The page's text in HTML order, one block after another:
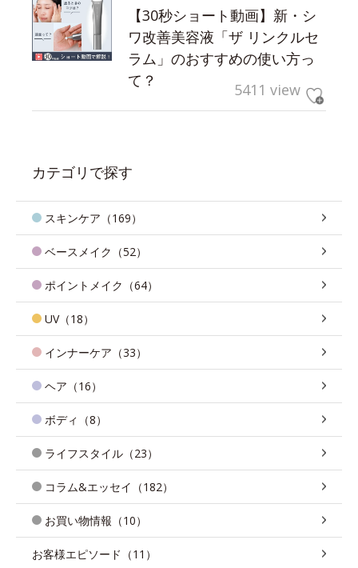
【30秒ショート動画】新・シ
ワ改善美容液「ザ リンクルセ
ラム」のおすすめの使い方っ
て？
5411 view
カテゴリで探す
スキンケア（169）
ベースメイク（52）
ポイントメイク（64）
UV（18）
インナーケア（33）
ヘア（16）
ボディ（8）
ライフスタイル（23）
コラム&エッセイ（182）
お買い物情報（10）
お客様エピソード（11）